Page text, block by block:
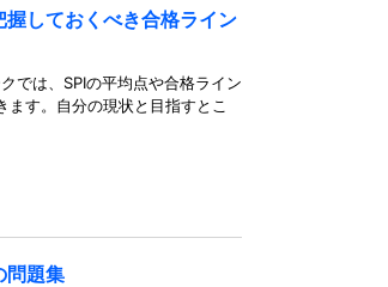
握しておくべき合格ライン
では、SPIの平均点や合格ライン
す。自分の現状と目指すとこ
問題集